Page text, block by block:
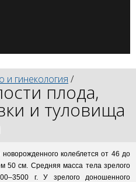
и гинекология /
плода,
и туловища
колеблется от 46 до
50 см. Средняя масса тела зрелого
г. У зрелого доношенного